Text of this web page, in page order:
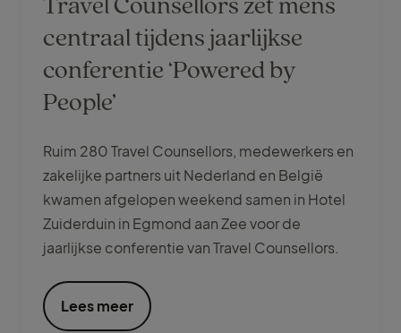
centraal tijdens jaarlijkse
conferentie ‘Powered by
People’
Ruim 280 Travel Counsellors, medewerkers en
zakelijke partners uit Nederland en België
kwamen afgelopen weekend samen in Hotel
Zuiderduin in Egmond aan Zee voor de
jaarlijkse conferentie van Travel Counsellors.
Lees meer